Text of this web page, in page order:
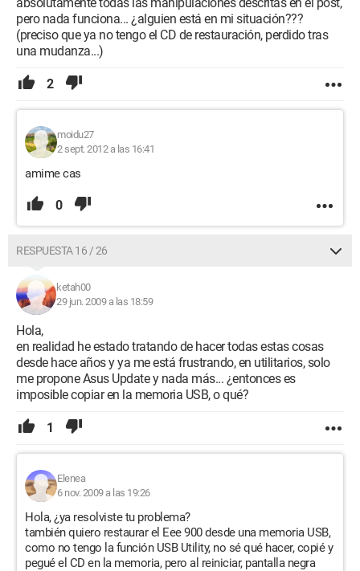
pero nada funciona... ¿alguien está en mi situación???
(preciso que ya no tengo el CD de restauración, perdido tras
una mudanza...)
2
moidu27
2 sept. 2012 a las 16:41
amime cas
0
RESPUESTA 16 / 26
ketah00
29 jun. 2009 a las 18:59
Hola,
en realidad he estado tratando de hacer todas estas cosas
desde hace años y ya me está frustrando, en utilitarios, solo
me propone Asus Update y nada más... ¿entonces es
imposible copiar en la memoria USB, o qué?
1
Elenea
6 nov. 2009 a las 19:26
Hola, ¿ya resolviste tu problema?
también quiero restaurar el Eee 900 desde una memoria USB,
como no tengo la función USB Utility, no sé qué hacer, copié y
pegué el CD en la memoria, pero al reiniciar, pantalla negra